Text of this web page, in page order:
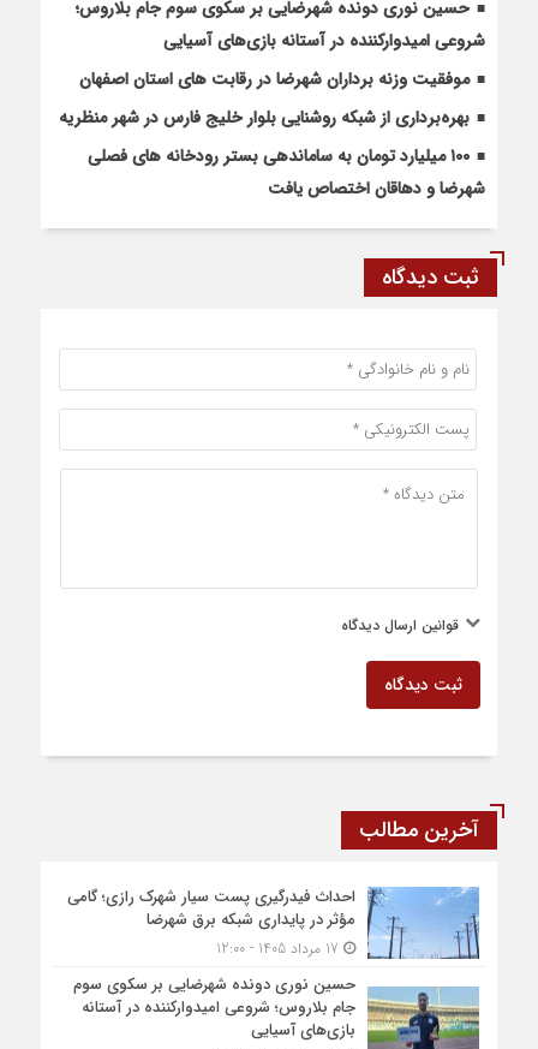
حسین نوری دونده شهرضایی بر سکوی سوم جام بلاروس؛
شروعی امیدوارکننده در آستانه بازی‌های آسیایی
موفقیت وزنه برداران شهرضا در رقابت های استان اصفهان
بهره‌برداری از شبکه روشنایی بلوار خلیج فارس در شهر منظریه
۱۰۰ میلیارد تومان به ساماندهی بستر رودخانه های فصلی
شهرضا و دهاقان اختصاص یافت
ثبت دیدگاه
قوانین ارسال دیدگاه
ثبت دیدگاه
آخرین مطالب
احداث فیدرگیری پست سیار شهرک رازی؛ گامی
مؤثر در پایداری شبکه برق شهرضا
حسین نوری دونده شهرضایی بر سکوی سوم
جام بلاروس؛ شروعی امیدوارکننده در آستانه
بازی‌های آسیایی